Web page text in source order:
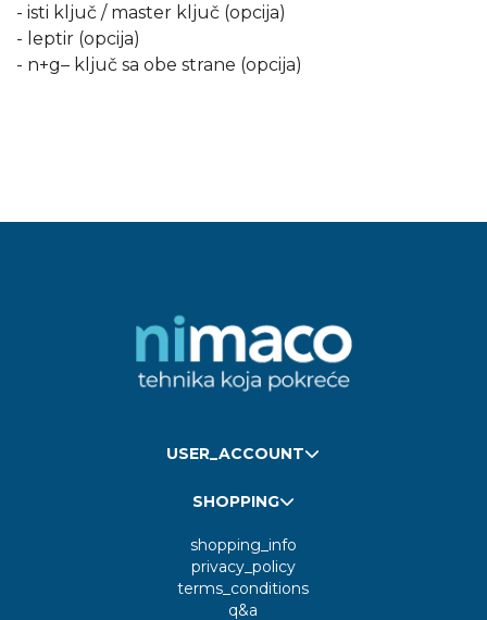
- isti ključ / master ključ (opcija)
- leptir (opcija)
- n+g– ključ sa obe strane (opcija)
USER_ACCOUNT
SHOPPING
shopping_info
privacy_policy
terms_conditions
q&a